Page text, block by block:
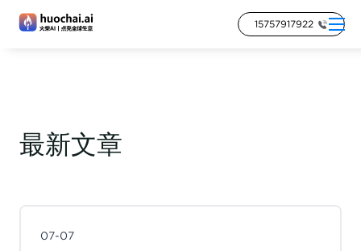
15757917922
最新文章
07-07